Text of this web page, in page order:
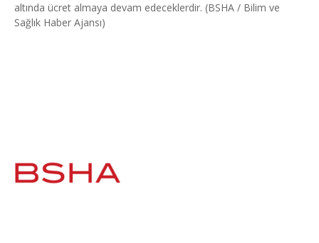
altında ücret almaya devam edeceklerdir. (BSHA / Bilim ve
Sağlık Haber Ajansı)